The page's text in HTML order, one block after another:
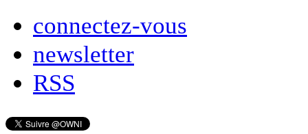
connectez-vous
newsletter
RSS